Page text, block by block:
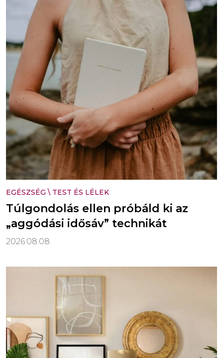
EGÉSZSÉG \ TEST ÉS LÉLEK
Túlgondolás ellen próbáld ki az
„aggódási idősáv” technikát
2026.08.08.